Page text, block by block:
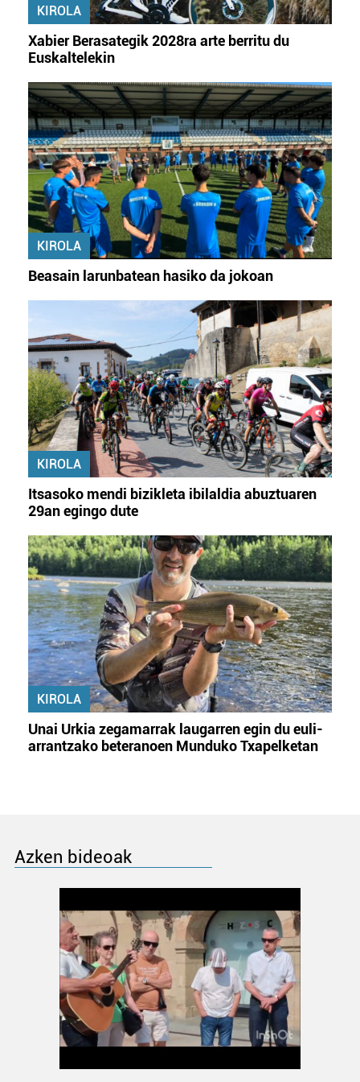
KIROLA
Xabier Berasategik 2028ra arte berritu du
Euskaltelekin
KIROLA
Beasain larunbatean hasiko da jokoan
KIROLA
Itsasoko mendi bizikleta ibilaldia abuztuaren
29an egingo dute
KIROLA
Unai Urkia zegamarrak laugarren egin du euli-
arrantzako beteranoen Munduko Txapelketan
Azken bideoak